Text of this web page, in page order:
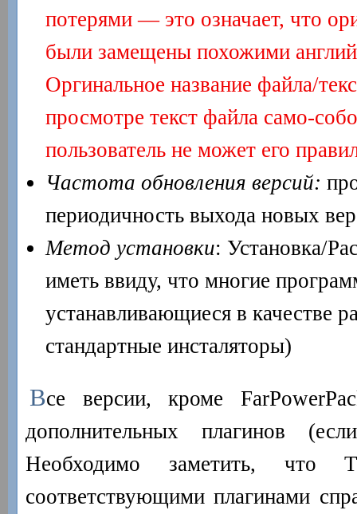
потерями — это означает, что
были замещены похожими
Оргинальное название файла/
просмотре текст файла само-
пользователь не может его
Частота обновления версий:
периодичность выхода новых
Метод установки: Установка/
иметь ввиду, что многие
устанавливающиеся в качестве
стандартные инсталяторы)
Все версии, кроме
дополнительных плагинов
Необходимо заметить, что
соответствующими плагинами